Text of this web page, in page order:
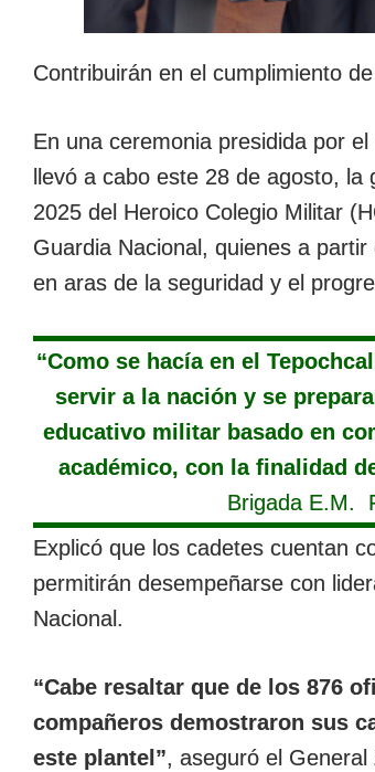
Contribuirán en el cumplimiento
En una ceremonia presidida por
llevó a cabo este 28 de agosto, la
2025 del Heroico Colegio Militar
Guardia Nacional, quienes a
en aras de la seguridad y el
“Como se hacía en el
servir a la nación y se
educativo militar basado en
académico, con la finalidad
Brigada E.M.
Explicó que los cadetes cuentan
permitirán desempeñarse con
Nacional.
“Cabe resaltar que de los 876
compañeros demostraron sus
este plantel”, aseguró el